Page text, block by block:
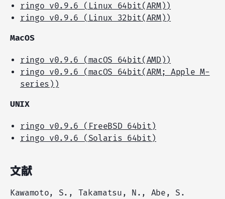
ringo v0.9.6 (Linux 64bit(ARM))
ringo v0.9.6 (Linux 32bit(ARM))
MacOS
ringo v0.9.6 (macOS 64bit(AMD))
ringo v0.9.6 (macOS 64bit(ARM; Apple M-
series))
UNIX
ringo v0.9.6 (FreeBSD 64bit)
ringo v0.9.6 (Solaris 64bit)
文献
Kawamoto, S., Takamatsu, N., Abe, S.